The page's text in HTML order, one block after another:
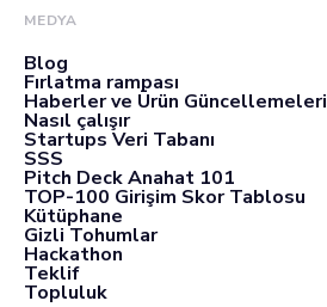
MEDYA
Blog
Fırlatma rampası
Haberler ve Ürün Güncellemeleri
Nasıl çalışır
Startups Veri Tabanı
SSS
Pitch Deck Anahat 101
TOP-100 Girişim Skor Tablosu
Kütüphane
Gizli Tohumlar
Hackathon
Teklif
Topluluk